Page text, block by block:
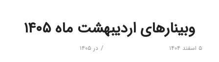
وبینارهای اردیبهشت ماه ۱۴۰۵
۵ اسفند ۱۴۰۴ / در ۱۴۰۵